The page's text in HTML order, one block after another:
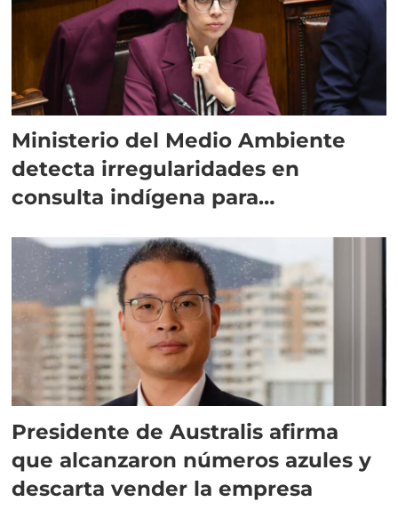
Ministerio del Medio Ambiente
detecta irregularidades en
consulta indígena para
Presidente de Australis afirma
que alcanzaron números azules y
descarta vender la empresa